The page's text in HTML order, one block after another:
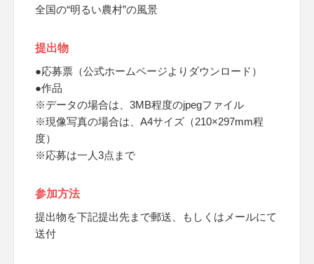
全国の“明るい農村”の風景
提出物
●応募票（公式ホームページよりダウンロード）
●作品
※データの場合は、3MB程度のjpegファイル
※現像写真の場合は、A4サイズ（210×297mm程
度）
※応募は一人3点まで
参加方法
提出物を下記提出先まで郵送、もしくはメールにて
送付